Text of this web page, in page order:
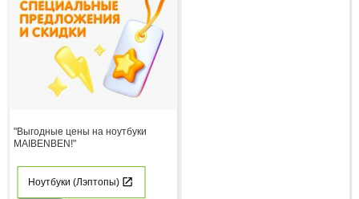
"Выгодные цены на ноутбуки
MAIBENBEN!"
Ноутбуки (Лэптопы)